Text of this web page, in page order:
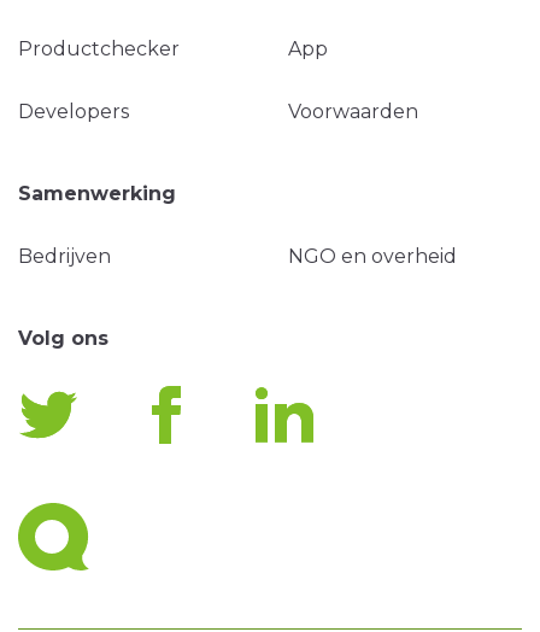
Productchecker App
Developers Voorwaarden
Samenwerking
Bedrijven NGO en overheid
Volg ons